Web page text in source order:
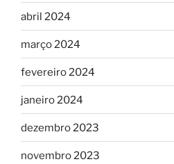
abril 2024
março 2024
fevereiro 2024
janeiro 2024
dezembro 2023
novembro 2023